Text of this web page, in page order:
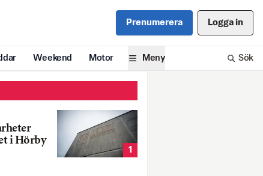
Prenumerera Logga in
Weekend Motor Meny Sök
i Hörby
1